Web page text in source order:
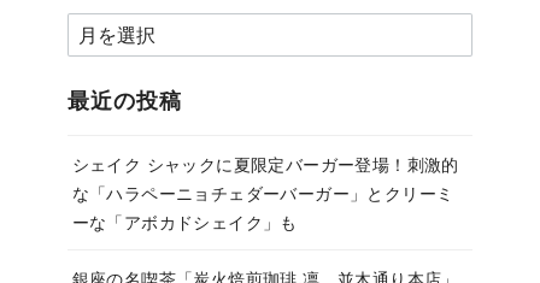
ア
ー
カ
ブ
最近の投稿
シェイク シャックに夏限定バーガー登場！刺激的
な「ハラペーニョチェダーバーガー」とクリーミ
ーな「アボカドシェイク」も
銀座の名喫茶「炭火焙煎珈琲.凛 並木通り本店」